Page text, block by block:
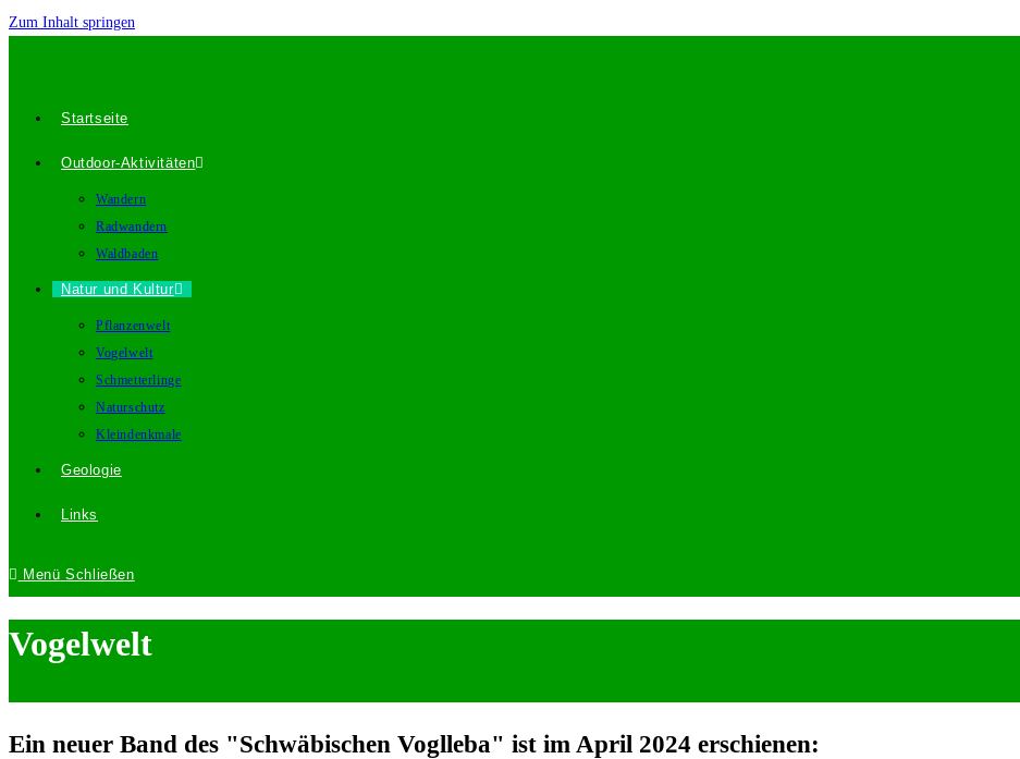
Zum Inhalt springen
Startseite
Outdoor-Aktivitäten
Wandern
Radwandern
Waldbaden
Natur und Kultur
Pflanzenwelt
Vogelwelt
Schmetterlinge
Naturschutz
Kleindenkmale
Geologie
Links
Menü Schließen
Vogelwelt
Ein neuer Band des "Schwäbischen Voglleba" ist im April 2024 erschienen: